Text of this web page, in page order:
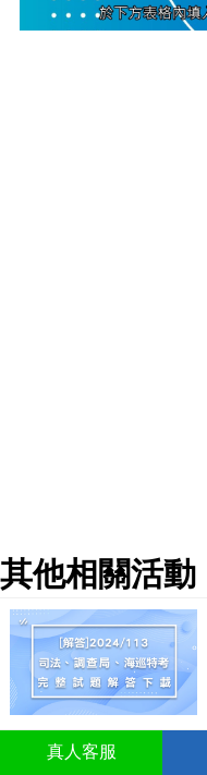
真人 客服
其他相關活動